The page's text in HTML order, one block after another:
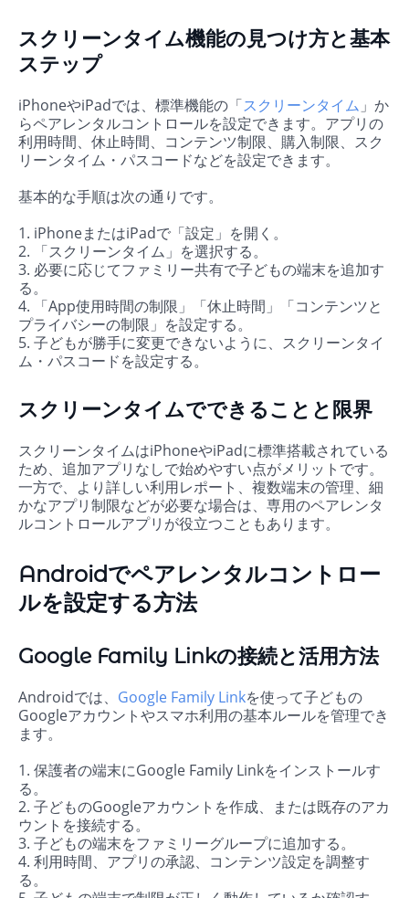
スクリーンタイム機能の見つけ方と基本
ステップ
iPhoneやiPadでは、標準機能の「スクリーンタイム 」か
らペアレンタルコントロールを設定できます。アプリの
利用時間、休止時間、コンテンツ制限、購入制限、スク
リーンタイム・パスコードなどを設定できます。
基本的な手順は次の通りです。
1. iPhoneまたはiPadで「設定」を開く。
2. 「スクリーンタイム」を選択する。
3. 必要に応じてファミリー共有で子どもの端末を追加す
る。
4. 「App使用時間の制限」「休止時間」「コンテンツと
プライバシーの制限」を設定する。
5. 子どもが勝手に変更できないように、スクリーンタイ
ム・パスコードを設定する。
スクリーンタイムでできることと限界
スクリーンタイムはiPhoneやiPadに標準搭載されている
ため、追加アプリなしで始めやすい点がメリットです。
一方で、より詳しい利用レポート、複数端末の管理、細
かなアプリ制限などが必要な場合は、専用のペアレンタ
ルコントロールアプリが役立つこともあります。
Androidでペアレンタルコントロー
ルを設定する方法
Google Family Linkの接続と活用方法
Androidでは、 Google Family Linkを使って子どもの
Googleアカウントやスマホ利用の基本ルールを管理でき
ます。
1. 保護者の端末にGoogle Family Linkをインストールす
る。
2. 子どものGoogleアカウントを作成、または既存のアカ
ウントを接続する。
3. 子どもの端末をファミリーグループに追加する。
4. 利用時間、アプリの承認、コンテンツ設定を調整す
る。